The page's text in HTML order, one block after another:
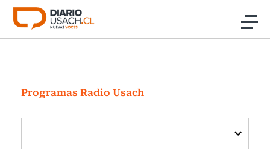
Click acá para ir directamente al contenido
Investigación
Cultura
Programas Radio y TV Usach
Programas Radio Usach